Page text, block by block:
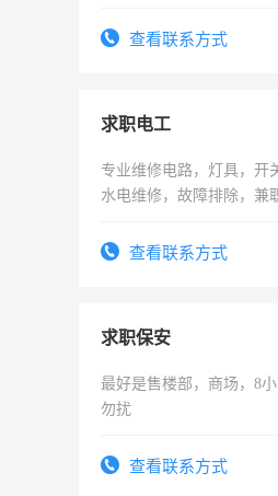
查看联系方式
求职电工
专业维修电路，灯具，开
水电维修，故障排除，兼
查看联系方式
求职保安
最好是售楼部，商场，8
勿扰
查看联系方式